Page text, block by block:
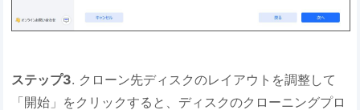
ステップ3. クローン先ディスクのレイアウトを調整して
「開始」をクリックすると、ディスクのクローニングプロ